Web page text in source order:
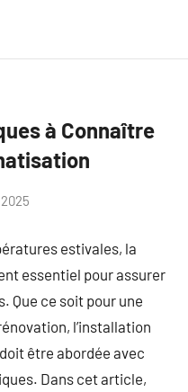
à Connaître
estivales, la
essentiel pour assurer
Que ce soit pour une
l’installation
être abordée avec
Dans cet article,